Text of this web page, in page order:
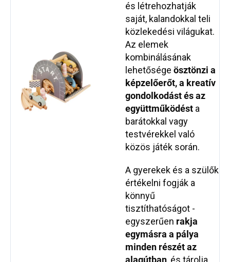
és létrehozhatják
saját, kalandokkal teli
közlekedési világukat.
Az elemek
kombinálásának
lehetősége ösztönzi a
képzelőerőt, a kreatív
gondolkodást és az
együttműködést a
barátokkal vagy
testvérekkel való
közös játék során.
A gyerekek és a szülők
értékelni fogják a
könnyű
tisztíthatóságot -
egyszerűen rakja
egymásra a pálya
minden részét az